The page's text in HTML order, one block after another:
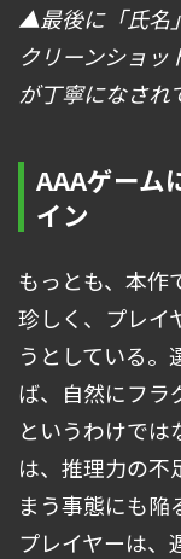
▲最後に「氏名
クリーンショ
が丁寧になされ
AAAゲーム
イン
もっとも、本作
珍しく、プレイ
うとしている。
ば、自然にフラ
というわけでは
は、推理力の不
まう事態にも陥
プレイヤーは、